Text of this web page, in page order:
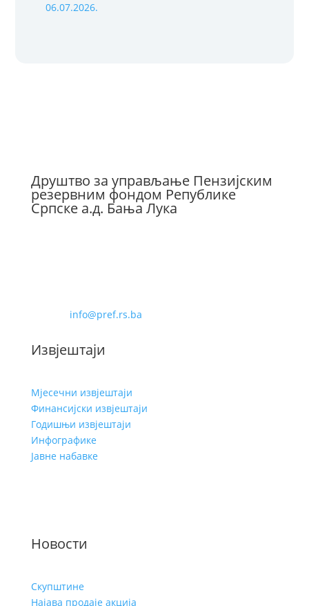
06.07.2026.
Друштво за управљање Пензијским
резервним фондом Републике
Српске а.д. Бања Лука
info@pref.rs.ba
Извјештаји
Мјесечни извјештаји
Финансијски извјештаји
Годишњи извјештаји
Инфографике
Јавне набавке
Новости
Скупштине
Најава продаје акција